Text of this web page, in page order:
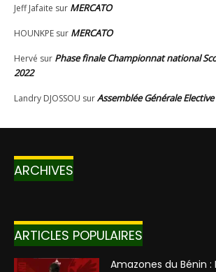
ARCHIVES
ARTICLES POPULAIRES
Amazones du Bénin :